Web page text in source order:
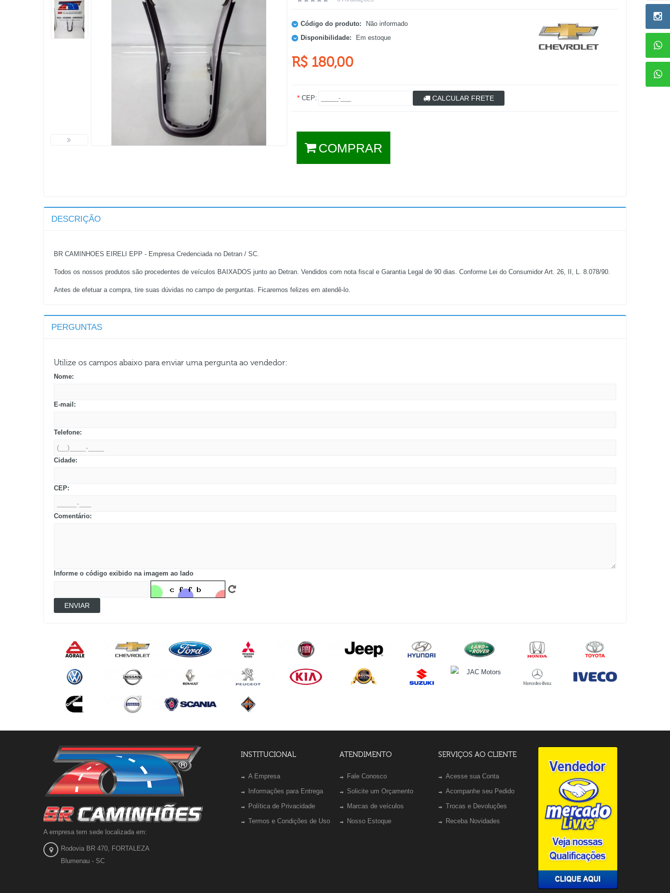
Código do produto:
Não informado
Disponibilidade:
Em estoque
R$ 180,00
*CEP: CALCULAR FRETE
COMPRAR
DESCRIÇÃO
BR CAMINHOES EIRELI EPP - Empresa Credenciada no Detran / SC.
Todos os nossos produtos são procedentes de veículos BAIXADOS junto ao Detran. Vendidos com nota fiscal e Garantia Legal de 90 dias. Conforme Lei do Consumidor Art. 26, II, L. 8.078/90.
Antes de efetuar a compra, tire suas dúvidas no campo de perguntas. Ficaremos felizes em atendê-lo.
PERGUNTAS
Utilize os campos abaixo para enviar uma pergunta ao vendedor:
Nome:
E-mail:
Telefone:
Cidade:
CEP:
Comentário:
Informe o código exibido na imagem ao lado
ENVIAR
A empresa tem sede localizada em:
Rodovia BR 470, FORTALEZA
Blumenau - SC
INSTITUCIONAL
A Empresa
Informações para Entrega
Política de Privacidade
Termos e Condições de Uso
ATENDIMENTO
Fale Conosco
Solicite um Orçamento
Marcas de veículos
Nosso Estoque
SERVIÇOS AO CLIENTE
Acesse sua Conta
Acompanhe seu Pedido
Trocas e Devoluções
Receba Novidades